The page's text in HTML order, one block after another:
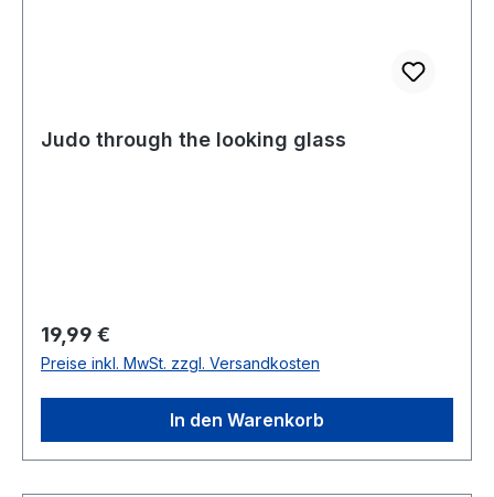
Judo through the looking glass
Regulärer Preis:
19,99 €
Preise inkl. MwSt. zzgl. Versandkosten
In den Warenkorb